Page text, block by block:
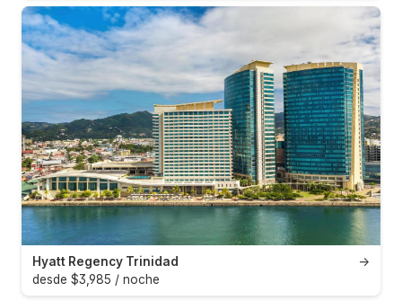
→
Hyatt Regency Trinidad
desde $3,985 / noche